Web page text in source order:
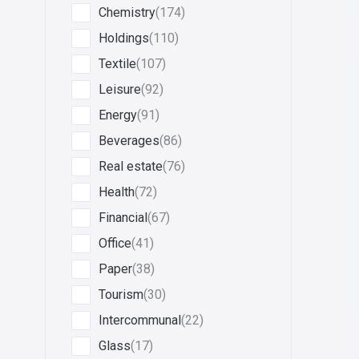
Chemistry(174)
Holdings(110)
Textile(107)
Leisure(92)
Energy(91)
Beverages(86)
Real estate(76)
Health(72)
Financial(67)
Office(41)
Paper(38)
Tourism(30)
Intercommunal(22)
Glass(17)